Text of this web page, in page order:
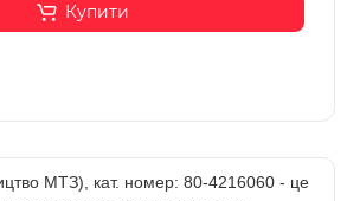
Купити
МТЗ), кат. номер: 80-4216060 - це